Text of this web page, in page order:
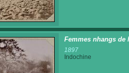
Femmes nhangs de
1897
Indochine